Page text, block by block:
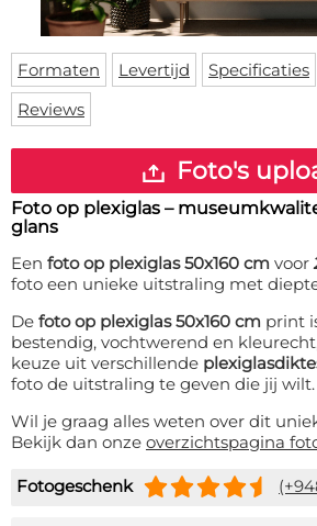
Deurmat
Vloermat
Skateboard deck
Over ons
Levertijden
Inloggen
WhatsApp
Formaten Levertijd Specificaties
Reviews
Foto's
Foto op plexiglas –
glans
Een foto op plexiglas 50x160 cm voor
foto een unieke uitstraling met
De foto op plexiglas 50x160 cm print
bestendig, vochtwerend en
keuze uit verschillende
foto de uitstraling te geven die jij wilt.
Wil je graag alles weten over dit
Bekijk dan onze overzichtspagina
Fotogeschenk